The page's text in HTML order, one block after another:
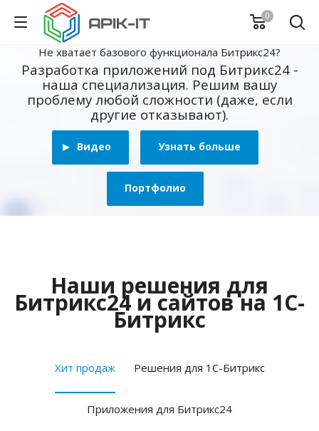
0
Не хватает базового функционала Битрикс24?
Разработка приложений под Битрикс24 -
наша специализация. Решим вашу
проблему любой сложности (даже, если
другие отказывают).
Видео Узнать больше
Портфолио
Наши решения для
Битрикс24 и сайтов на 1С-
Битрикс
Хит продаж Решения для 1С-Битрикс
Приложения для Битрикс24